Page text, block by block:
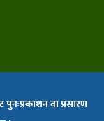
वा प्रसारण